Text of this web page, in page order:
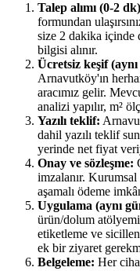
Talep alımı (0-2
formundan
size 2 dakika içinde
bilgisi alınır.
Ücretsiz keşif
Arnavutköy'ın
aracımız gelir.
analizi yapılır, m²
Yazılı teklif:
dahil yazılı teklif
yerinde net fiyat
Onay ve sözleşme:
imzalanır.
aşamalı ödeme
Uygulama (aynı
ürün/dolum
etiketleme ve
ek bir ziyaret
Belgeleme: Her